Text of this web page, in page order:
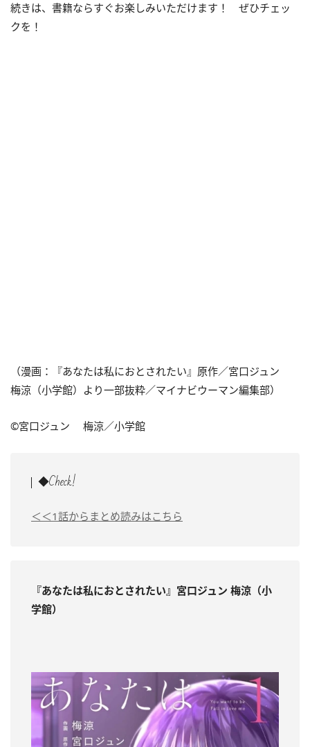
続きは、書籍ならすぐお楽しみいただけます！ ぜひチェッ
クを！
（漫画：『あなたは私におとされたい』原作／宮口ジュン
梅涼（小学館）より一部抜粋／マイナビウーマン編集部）
©宮口ジュン 梅涼／小学館
◆Check!
＜＜1話からまとめ読みはこちら
『あなたは私におとされたい』宮口ジュン 梅涼（小
学館）